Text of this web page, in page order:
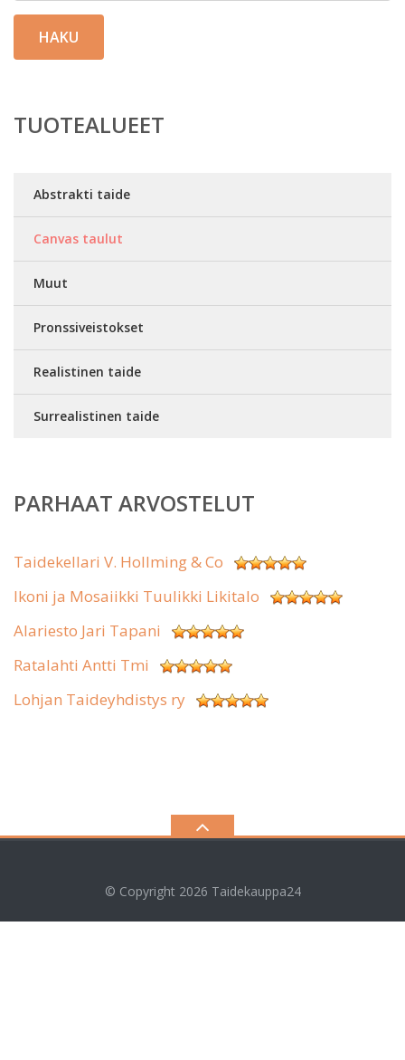
HAKU
TUOTEALUEET
Abstrakti taide
Canvas taulut
Muut
Pronssiveistokset
Realistinen taide
Surrealistinen taide
PARHAAT ARVOSTELUT
Taidekellari V. Hollming & Co
Ikoni ja Mosaiikki Tuulikki Likitalo
Alariesto Jari Tapani
Ratalahti Antti Tmi
Lohjan Taideyhdistys ry
© Copyright 2026 Taidekauppa24